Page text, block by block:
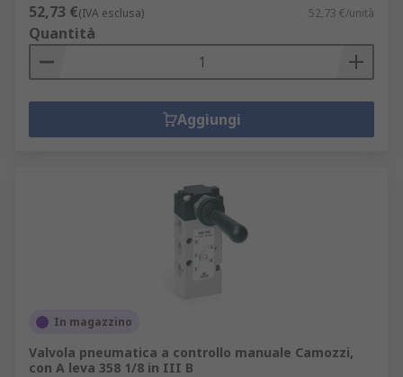
52,73 €(IVA esclusa) 52,73 €/unità
Quantità
Aggiungi
In magazzino
Valvola pneumatica a controllo manuale Camozzi,
con A leva 358 1/8 in III B